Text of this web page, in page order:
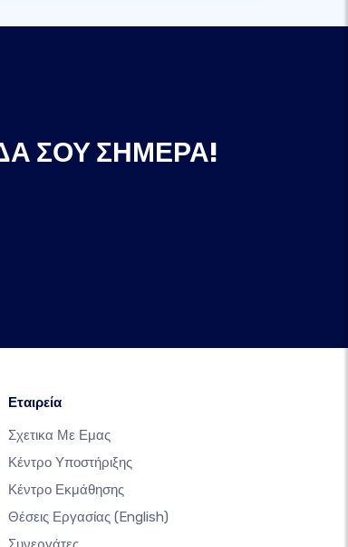
ΣΟΥ ΣΉΜΕΡΑ!
Εταιρεία
Σχετικα Με Εμας
Κέντρο Υποστήριξης
Κέντρο Εκμάθησης
Θέσεις Εργασίας (English)